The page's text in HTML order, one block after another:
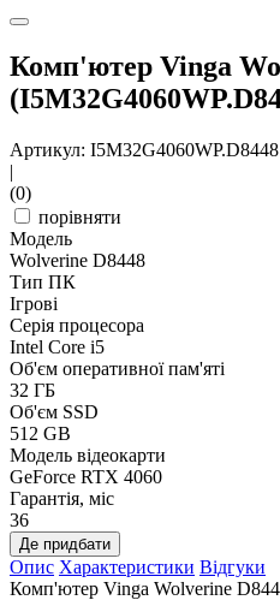
Комп'ютер Vinga
Артикул: I5M32G4060WP.D8448
|
(0)
порівняти
Модель
Wolverine D8448
Тип ПК
Ігрові
Серія процесора
Intel Core i5
Об'єм оперативної пам'яті
32 ГБ
Об'єм SSD
512 GB
Модель відеокарти
GeForce RTX 4060
Гарантія, міс
36
Де придбати
Опис Характеристики Відгуки
Комп'ютер Vinga Wolverine